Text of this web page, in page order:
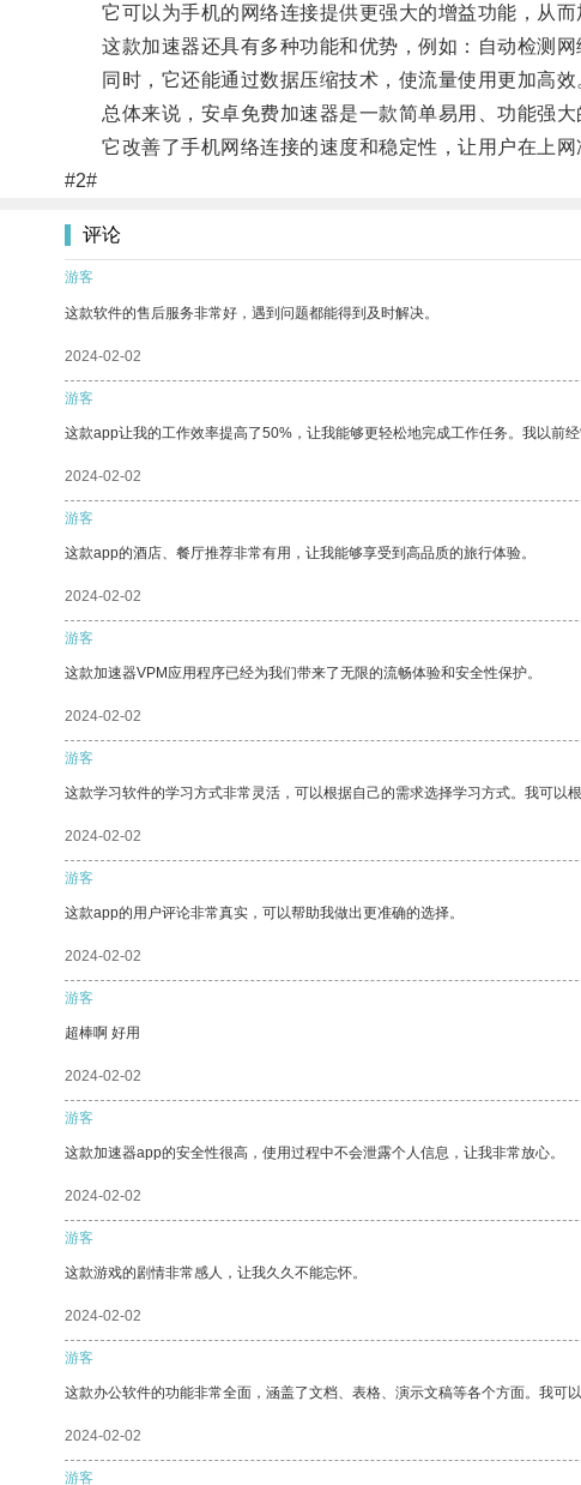
它可以为手机的网络连接提供更强大的增益功能，从而
这款加速器还具有多种功能和优势，例如：自动检测网
同时，它还能通过数据压缩技术，使流量使用更加高效
总体来说，安卓免费加速器是一款简单易用、功能强大
它改善了手机网络连接的速度和稳定性，让用户在上网
#2#
评论
游客
这款软件的售后服务非常好，遇到问题都能得到及时解决。
2024-02-02
游客
这款app让我的工作效率提高了50%，让我能够更轻松地完成工作任务。我以前
2024-02-02
游客
这款app的酒店、餐厅推荐非常有用，让我能够享受到高品质的旅行体验。
2024-02-02
游客
这款加速器VPM应用程序已经为我们带来了无限的流畅体验和安全性保护。
2024-02-02
游客
这款学习软件的学习方式非常灵活，可以根据自己的需求选择学习方式。我可以
2024-02-02
游客
这款app的用户评论非常真实，可以帮助我做出更准确的选择。
2024-02-02
游客
超棒啊 好用
2024-02-02
游客
这款加速器app的安全性很高，使用过程中不会泄露个人信息，让我非常放心。
2024-02-02
游客
这款游戏的剧情非常感人，让我久久不能忘怀。
2024-02-02
游客
这款办公软件的功能非常全面，涵盖了文档、表格、演示文稿等各个方面。我可
2024-02-02
游客